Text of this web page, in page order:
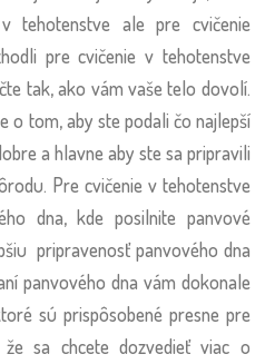
tehotenstve ale pre cvičenie
pre cvičenie v tehotenstve
tak, ako vám vaše telo dovolí.
o tom, aby ste podali čo najlepší
a hlavne aby ste sa pripravili
Pre cvičenie v tehotenstve
dna, kde posilnite panvové
pripravenosť panvového dna
panvového dna vám dokonale
sú prispôsobené presne pre
sa chcete dozvedieť viac o